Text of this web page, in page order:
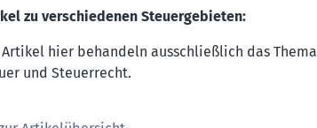
zu verschiedenen Steuergebieten:
Artikel hier behandeln ausschließlich das Thema
und Steuerrecht.